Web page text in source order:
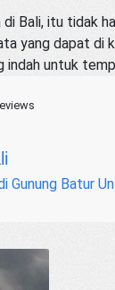
Bali, itu tidak
yang dapat di
indah untuk
Gunung Batur